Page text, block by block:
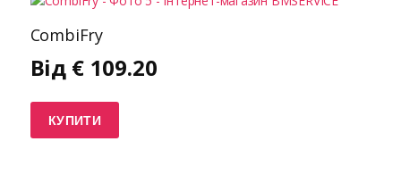
CombiFry
Від € 109.20
КУПИТИ